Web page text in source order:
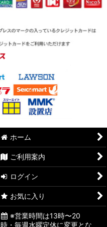
ホーム
ご利用案内
ログイン
お気に入り
※営業時間は13時〜20
時・毎週水曜定休に変更とな